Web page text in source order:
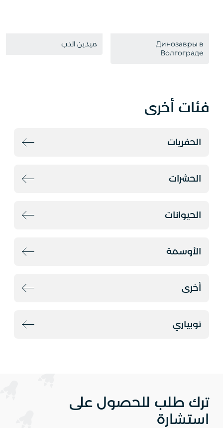
Динозавры в
Волгограде
ميدين الدب
فئات أخرى
الحفريات
الحشرات
الحيوانات
الأوسمة
أخرى
توبياري
ترك طلب للحصول على
استشارة